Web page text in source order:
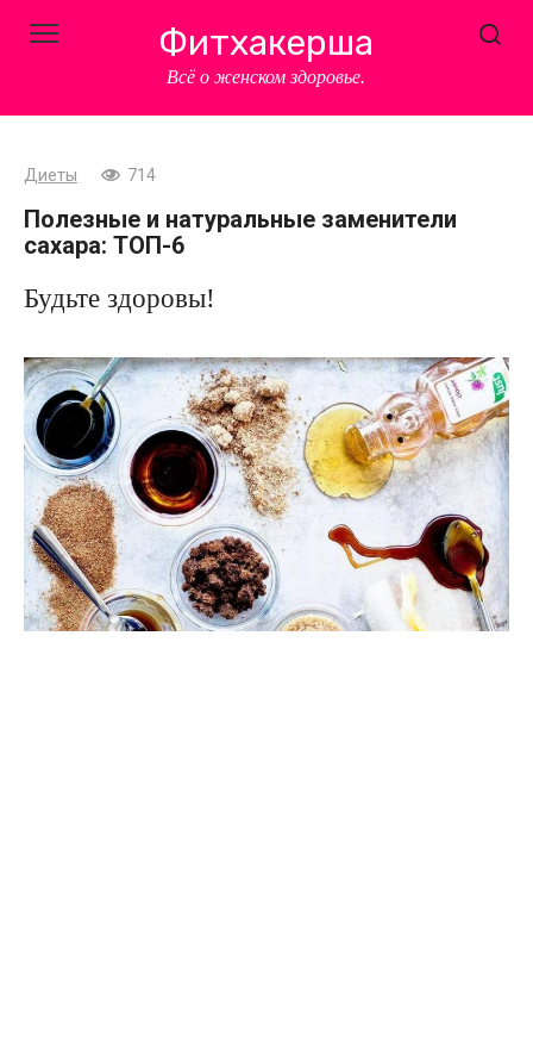
Фитхакерша
Всё о женском здоровье.
Диеты 714
Полезные и натуральные заменители
сахара: ТОП-6
Будьте здоровы!